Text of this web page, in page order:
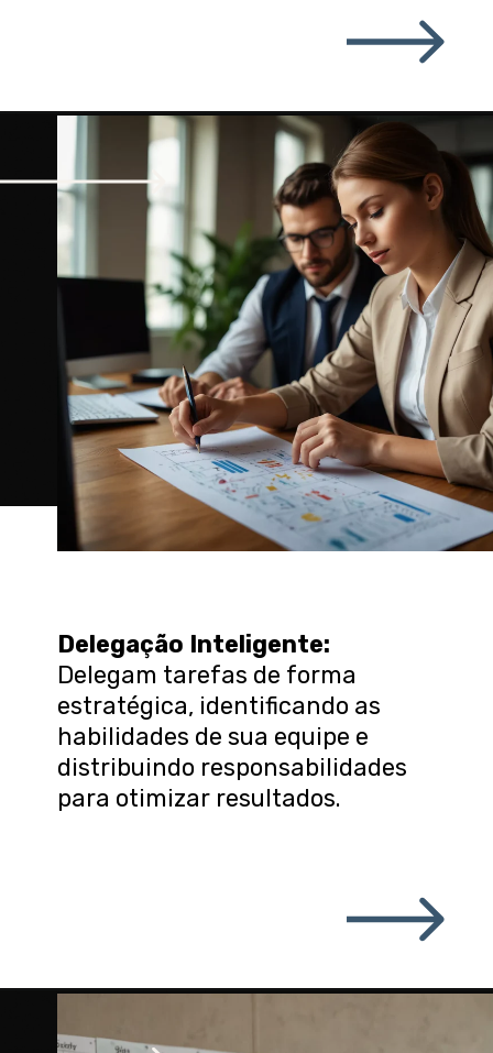
Delegação Inteligente:
Delegam tarefas de forma
estratégica, identificando as
habilidades de sua equipe e
distribuindo responsabilidades
para otimizar resultados.